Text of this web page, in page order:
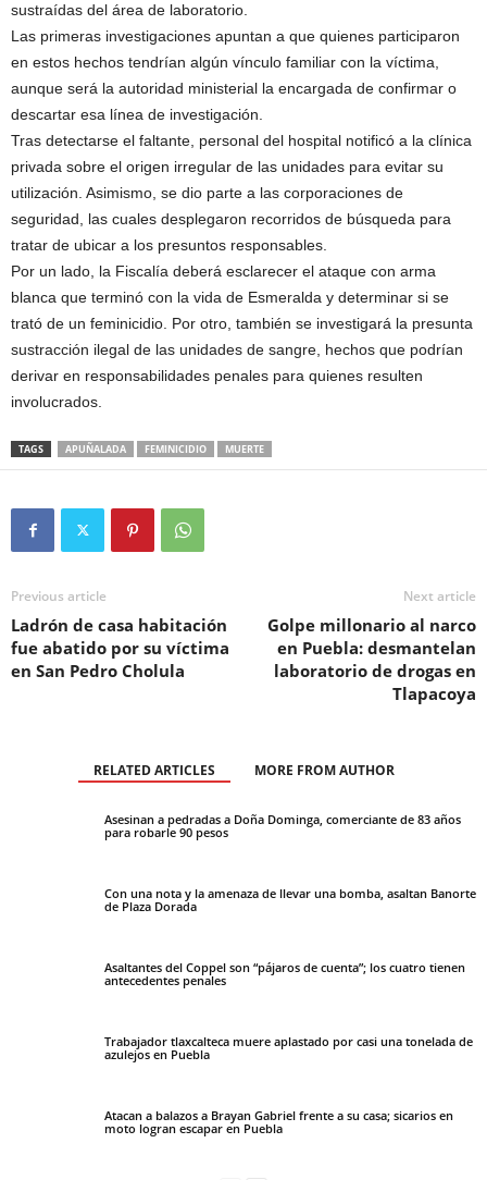
sustraídas del área de laboratorio.
Las primeras investigaciones apuntan a que quienes participaron
en estos hechos tendrían algún vínculo familiar con la víctima,
aunque será la autoridad ministerial la encargada de confirmar o
descartar esa línea de investigación.
Tras detectarse el faltante, personal del hospital notificó a la clínica
privada sobre el origen irregular de las unidades para evitar su
utilización. Asimismo, se dio parte a las corporaciones de
seguridad, las cuales desplegaron recorridos de búsqueda para
tratar de ubicar a los presuntos responsables.
Por un lado, la Fiscalía deberá esclarecer el ataque con arma
blanca que terminó con la vida de Esmeralda y determinar si se
trató de un feminicidio. Por otro, también se investigará la presunta
sustracción ilegal de las unidades de sangre, hechos que podrían
derivar en responsabilidades penales para quienes resulten
involucrados.
TAGS APUÑALADA FEMINICIDIO MUERTE
Previous article
Ladrón de casa habitación
fue abatido por su víctima
en San Pedro Cholula
Next article
Golpe millonario al narco
en Puebla: desmantelan
laboratorio de drogas en
Tlapacoya
RELATED ARTICLES MORE FROM AUTHOR
Asesinan a pedradas a Doña Dominga, comerciante de 83 años
para robarle 90 pesos
Con una nota y la amenaza de llevar una bomba, asaltan Banorte
de Plaza Dorada
Asaltantes del Coppel son “pájaros de cuenta”; los cuatro tienen
antecedentes penales
Trabajador tlaxcalteca muere aplastado por casi una tonelada de
azulejos en Puebla
Atacan a balazos a Brayan Gabriel frente a su casa; sicarios en
moto logran escapar en Puebla